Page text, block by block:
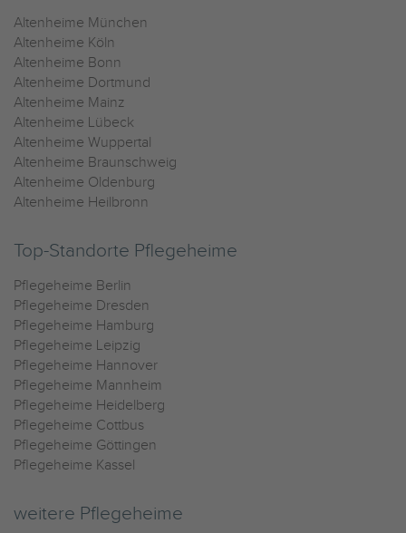
Altenheime München
Altenheime Köln
Altenheime Bonn
Altenheime Dortmund
Altenheime Mainz
Altenheime Lübeck
Altenheime Wuppertal
Altenheime Braunschweig
Altenheime Oldenburg
Altenheime Heilbronn
Top-Standorte Pflegeheime
Pflegeheime Berlin
Pflegeheime Dresden
Pflegeheime Hamburg
Pflegeheime Leipzig
Pflegeheime Hannover
Pflegeheime Mannheim
Pflegeheime Heidelberg
Pflegeheime Cottbus
Pflegeheime Göttingen
Pflegeheime Kassel
weitere Pflegeheime